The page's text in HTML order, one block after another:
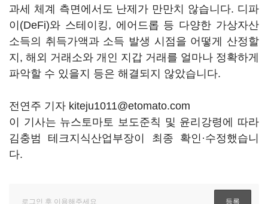
과세 체계 측면에서도 난제가 만만치 않습니다. 디파
이(DeFi)와 스테이킹, 에어드롭 등 다양한 가상자산
소득의 취득가액과 소득 발생 시점을 어떻게 산정할
지, 해외 거래소와 개인 지갑 거래를 얼마나 정확하게
파악할 수 있을지 등은 해결되지 않았습니다.
전연주 기자 kiteju1011@etomato.com
이 기사는 뉴스토마토 보도준칙 및 윤리강령에 따라
김충범 테크지식산업부장이 최종 확인·수정했습니
다.